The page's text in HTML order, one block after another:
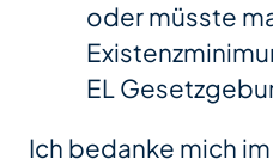
oder müsste
EL
Ich bedanke mich